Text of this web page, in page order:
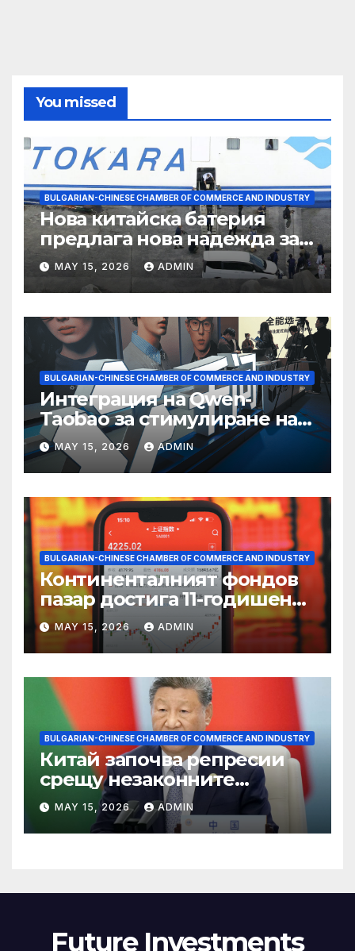
You missed
BULGARIAN-CHINESE CHAMBER OF COMMERCE AND INDUSTRY
Нова китайска батерия
предлага нова надежда за
съхранение на водород
MAY 15, 2026 ADMIN
BULGARIAN-CHINESE CHAMBER OF COMMERCE AND INDUSTRY
Интеграция на Qwen-
Taobao за стимулиране на
пазаруването 618
MAY 15, 2026 ADMIN
BULGARIAN-CHINESE CHAMBER OF COMMERCE AND INDUSTRY
Континенталният фондов
пазар достига 11-годишен
връх
MAY 15, 2026 ADMIN
BULGARIAN-CHINESE CHAMBER OF COMMERCE AND INDUSTRY
Китай започва репресии
срещу незаконните
практики в сектора на TCM
MAY 15, 2026 ADMIN
Future Investments